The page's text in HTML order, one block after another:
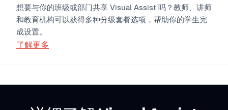
想要与你的班级或部门共享 Visual Assist 吗？教师、讲师
和教育机构可以获得多种分级套餐选项，帮助你的学生完
成设置。
了解更多